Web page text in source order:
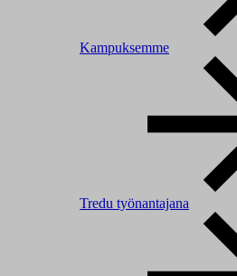
Kampuksemme
Tredu työnantajana